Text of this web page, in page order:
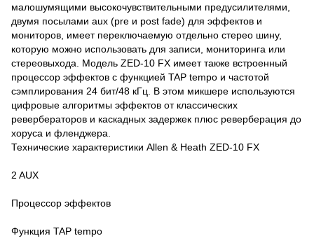
малошумящими высокочувствительными предусилителями,
двумя посылами aux (pre и post fade) для эффектов и
мониторов, имеет переключаемую отдельно стерео шину,
которую можно использовать для записи, мониторинга или
стереовыхода. Модель ZED-10 FX имеет также встроенный
процессор эффектов с функцией TAP tempo и частотой
сэмплирования 24 бит/48 кГц. В этом микшере используются
цифровые алгоритмы эффектов от классических
ревербераторов и каскадных задержек плюс реверберация до
хоруса и фленджера.
Технические характеристики Allen & Heath ZED-10 FX
2 AUX
Процессор эффектов
Функция TAP tempo